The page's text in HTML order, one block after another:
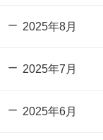
2025年8月
2025年7月
2025年6月